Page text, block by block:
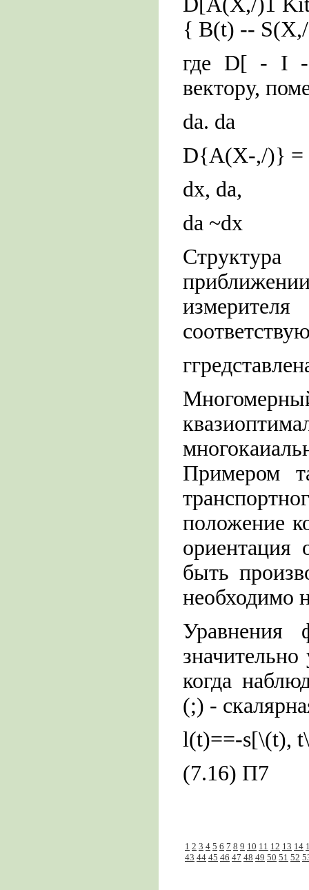
{ B(t) --
где D[ - I -
вектору,
da. da
D{A(X-,/)} =
dx, da,
da ~dx
Примером
положение
быть
необходимо
Уравнения
когда
(;) -
l(t)==-s[\(t),
(7.16) П7
1 2 3 4 5 6 7 8 9 10 11 12 13 14
43 44 45 46 47 48 49 50 51 52